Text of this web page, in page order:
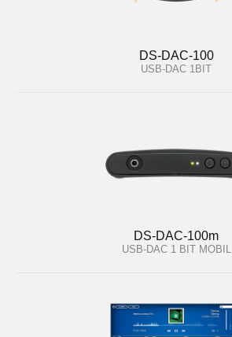
DS-DAC-100
USB-DAC 1BIT
DS-DAC-100m
USB-DAC 1 BIT MOBIL